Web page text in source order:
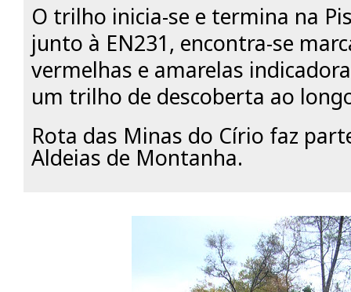
O trilho inicia-se e termina na
junto à EN231, encontra-se
vermelhas e amarelas
um trilho de descoberta ao
Rota das Minas do Círio faz
Aldeias de Montanha.